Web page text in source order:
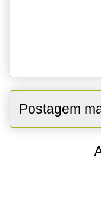
Postagem